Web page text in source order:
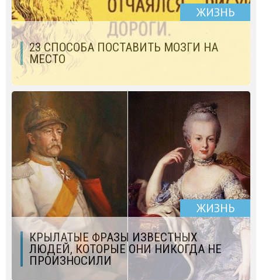
ЖИЗНЬ
23 СПОСОБА ПОСТАВИТЬ МОЗГИ НА
МЕСТО
ЖИЗНЬ
КРЫЛАТЫЕ ФРАЗЫ ИЗВЕСТНЫХ
ЛЮДЕЙ, КОТОРЫЕ ОНИ НИКОГДА НЕ
ПРОИЗНОСИЛИ